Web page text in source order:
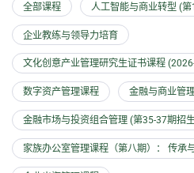
全部课程 人工智能与商业转型 (
企业教练与领导力培育
文化创意产业管理研究生证书课程
数字资产管理课程 金融与商业管
金融市场与投资组合管理 (第35-37期招
家族办公室管理课程（第八期）： 传承